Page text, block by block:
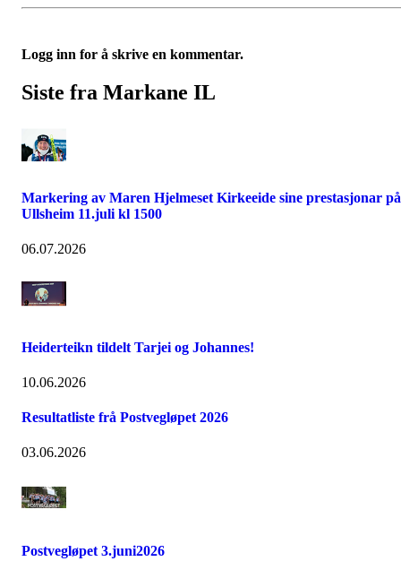
Logg inn for å skrive en kommentar.
Siste fra Markane IL
Markering av Maren Hjelmeset Kirkeeide sine prestasjonar på
Ullsheim 11.juli kl 1500
06.07.2026
Heiderteikn tildelt Tarjei og Johannes!
10.06.2026
Resultatliste frå Postvegløpet 2026
03.06.2026
Postvegløpet 3.juni2026